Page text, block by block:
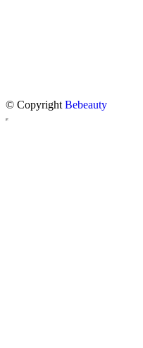
© Copyright Bebeauty